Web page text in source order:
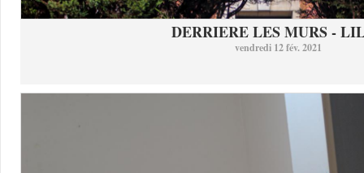
DERRIERE LES MURS -
vendredi 12 fév. 2021